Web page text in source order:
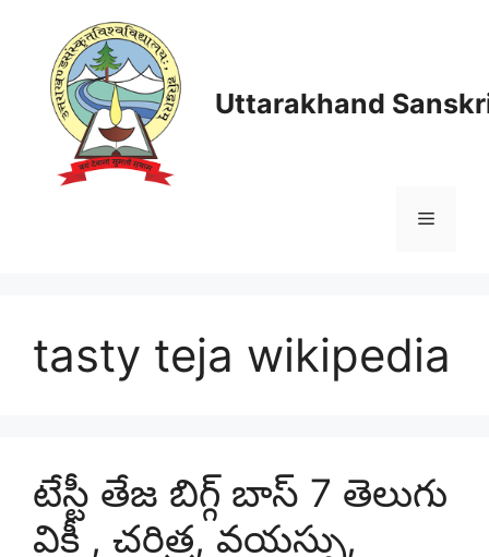
content
Uttarakhand
Menu
tasty teja wikipedia
టేస్టీ తేజ బిగ్గ్ బాస్ 7 తెలుగు
వికీ , చరిత్ర, వయస్సు,